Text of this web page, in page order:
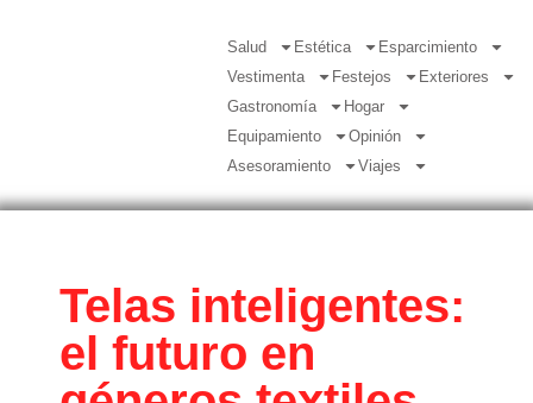
Salud Estética
Esparcimiento
Vestimenta
Festejos
Exteriores
Gastronomía
Hogar
Equipamiento
Opinión
Asesoramiento
Viajes
Telas inteligentes:
el futuro en